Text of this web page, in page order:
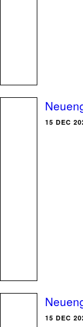
15 DEC
15 DEC